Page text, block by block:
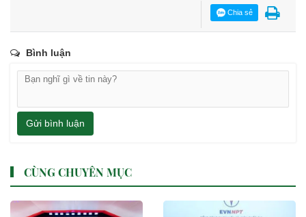
Chia sẻ
Bình luận
Gửi bình luận
CÙNG CHUYÊN MỤC